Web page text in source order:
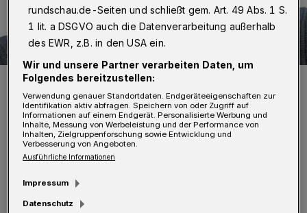
... und dem Journalisten Jens Berger geht es um das „Kranke
Foto: privat
D
och nicht nur um Analysen über Figuren
rundschau.de-Seiten und schließt gem. Art. 49 Abs. 1 S.
1 lit. a DSGVO auch die Datenverarbeitung außerhalb
des EWR, z.B. in den USA ein.
Wir und unsere Partner verarbeiten Daten, um
Folgendes bereitzustellen:
Verwendung genauer Standortdaten. Endgeräteeigenschaften zur
Identifikation aktiv abfragen. Speichern von oder Zugriff auf
Informationen auf einem Endgerät. Personalisierte Werbung und
Inhalte, Messung von Werbeleistung und der Performance von
Inhalten, Zielgruppenforschung sowie Entwicklung und
Verbesserung von Angeboten.
Ausführliche Informationen
Impressum
Datenschutz